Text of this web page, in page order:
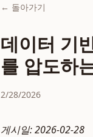
← 돌아가기
데이터 기
를 압도하
2/28/2026
게시일: 2026-02-28